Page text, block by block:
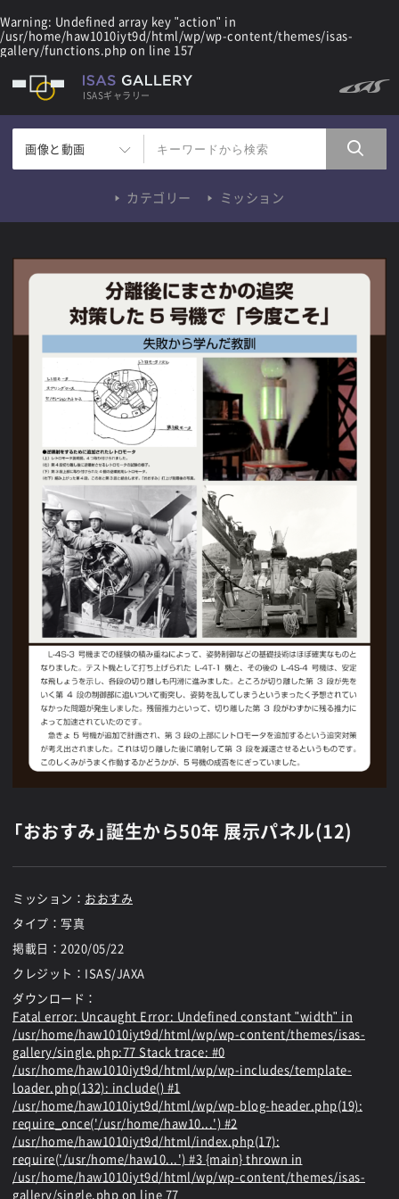
Warning: Undefined array key "action" in
/usr/home/haw1010iyt9d/html/wp/wp-content/themes/isas-
gallery/functions.php on line 157
ISASギャラリー
画像と動画
カテゴリー ミッション
「おおすみ」誕生から50年 展示パネル(12)
ミッション： おおすみ
タイプ：写真
掲載日： 2020/05/22
クレジット：ISAS/JAXA
ダウンロード：
Fatal error: Uncaught Error: Undefined constant "width" in
/usr/home/haw1010iyt9d/html/wp/wp-content/themes/isas-
gallery/single.php:77 Stack trace: #0
/usr/home/haw1010iyt9d/html/wp/wp-includes/template-
loader.php(132): include() #1
/usr/home/haw1010iyt9d/html/wp/wp-blog-header.php(19):
require_once('/usr/home/haw10...') #2
/usr/home/haw1010iyt9d/html/index.php(17):
require('/usr/home/haw10...') #3 {main} thrown in
/usr/home/haw1010iyt9d/html/wp/wp-content/themes/isas-
gallery/single.php on line 77